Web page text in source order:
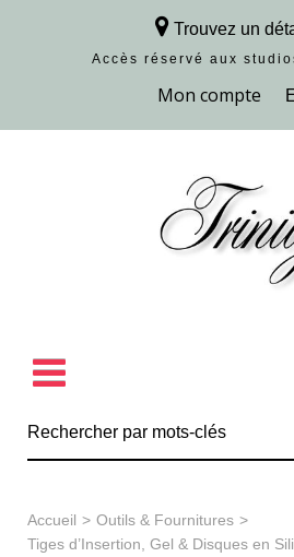
Trouvez un
Accès réservé aux
Découvrir la collection
Accueil > Outils & Fournitures >
Tiges d’Insertion, Gel & Disques en